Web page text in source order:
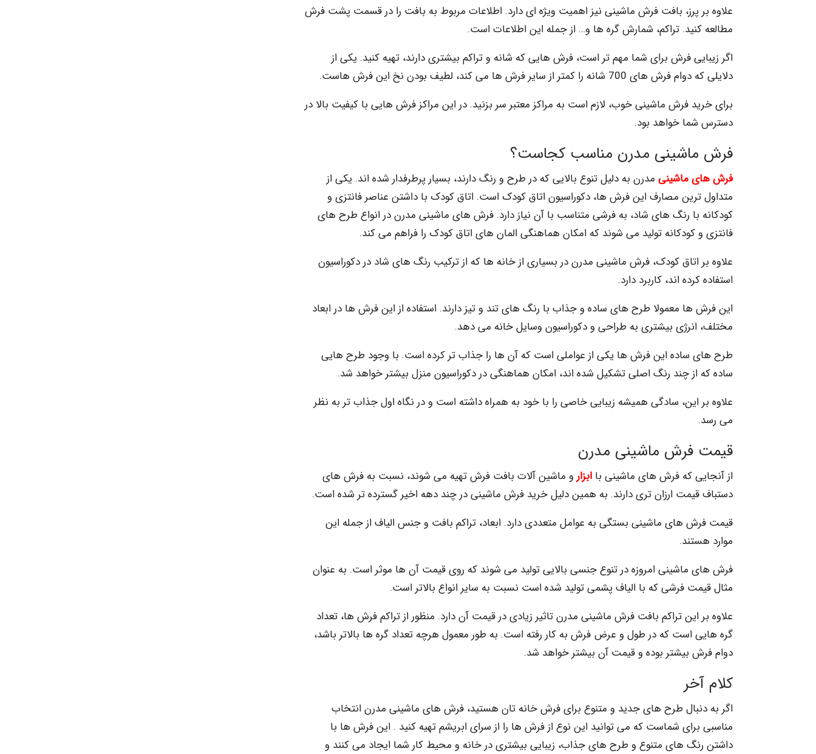
علاوه بر پرز، بافت فرش ماشینی نیز اهمیت ویژه ای دارد. اطلاعات مربوط به بافت را در قسمت پشت فرش
مطالعه کنید. تراکم، شمارش گره ها و… از جمله این اطلاعات است.
اگر زیبایی فرش برای شما مهم تر است، فرش هایی که شانه و تراکم بیشتری دارند، تهیه کنید. یکی از
دلایلی که دوام فرش های 700 شانه را کمتر از سایر فرش ها می کند، لطیف بودن نخ این فرش هاست.
برای خرید فرش ماشینی خوب، لازم است به مراکز معتبر سر بزنید. در این مراکز فرش هایی با کیفیت بالا در
دسترس شما خواهد بود.
فرش ماشینی مدرن مناسب کجاست؟
فرش های ماشینی مدرن به دلیل تنوع بالایی که در طرح و رنگ دارند، بسیار پرطرفدار شده اند. یکی از
متداول ترین مصارف این فرش ها، دکوراسیون اتاق کودک است. اتاق کودک با داشتن عناصر فانتزی و
کودکانه با رنگ های شاد، به فرشی متناسب با آن نیاز دارد. فرش های ماشینی مدرن در انواع طرح های
فانتزی و کودکانه تولید می شوند که امکان هماهنگی المان های اتاق کودک را فراهم می کند.
علاوه بر اتاق کودک، فرش ماشینی مدرن در بسیاری از خانه ها که از ترکیب رنگ های شاد در دکوراسیون
استفاده کرده اند، کاربرد دارد.
این فرش ها معمولا طرح های ساده و جذاب با رنگ های تند و تیز دارند. استفاده از این فرش ها در ابعاد
مختلف، انرژی بیشتری به طراحی و دکوراسیون وسایل خانه می دهد.
طرح های ساده این فرش ها یکی از عواملی است که آن ها را جذاب تر کرده است. با وجود طرح هایی
ساده که از چند رنگ اصلی تشکیل شده اند، امکان هماهنگی در دکوراسیون منزل بیشتر خواهد شد.
علاوه بر این، سادگی همیشه زیبایی خاصی را با خود به همراه داشته است و در نگاه اول جذاب تر به نظر
می رسد.
قیمت فرش ماشینی مدرن
از آنجایی که فرش های ماشینی با ابزار و ماشین آلات بافت فرش تهیه می شوند، نسبت به فرش های
دستباف قیمت ارزان تری دارند. به همین دلیل خرید فرش ماشینی در چند دهه اخیر گسترده تر شده است.
قیمت فرش های ماشینی بستگی به عوامل متعددی دارد. ابعاد، تراکم بافت و جنس الیاف از جمله این
موارد هستند.
فرش های ماشینی امروزه در تنوع جنسی بالایی تولید می شوند که روی قیمت آن ها موثر است. به عنوان
مثال قیمت فرشی که با الیاف پشمی تولید شده است نسبت به سایر انواع بالاتر است.
علاوه بر این تراکم بافت فرش ماشینی مدرن تاثیر زیادی در قیمت آن دارد. منظور از تراکم فرش ها، تعداد
گره هایی است که در طول و عرض فرش به کار رفته است. به طور معمول هرچه تعداد گره ها بالاتر باشد،
دوام فرش بیشتر بوده و قیمت آن بیشتر خواهد شد.
کلام آخر
اگر به دنبال طرح های جدید و متنوع برای فرش خانه تان هستید، فرش های ماشینی مدرن انتخاب
مناسبی برای شماست که می توانید این نوع از فرش ها را از سرای ابریشم تهیه کنید . این فرش ها با
داشتن رنگ های متنوع و طرح های جذاب، زیبایی بیشتری در خانه و محیط کار شما ایجاد می کنند و